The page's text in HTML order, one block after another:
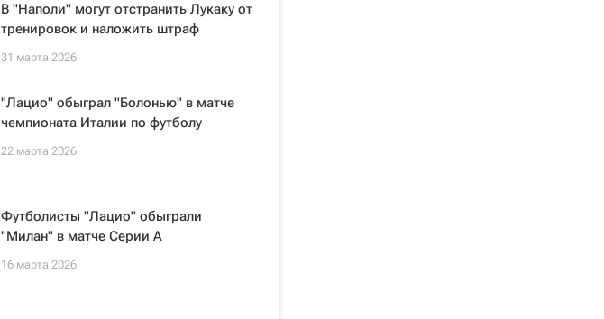
В "Наполи" могут отстранить Лукаку от
тренировок и наложить штраф
31 марта 2026
"Лацио" обыграл "Болонью" в матче
чемпионата Италии по футболу
22 марта 2026
Футболисты "Лацио" обыграли
"Милан" в матче Серии А
16 марта 2026